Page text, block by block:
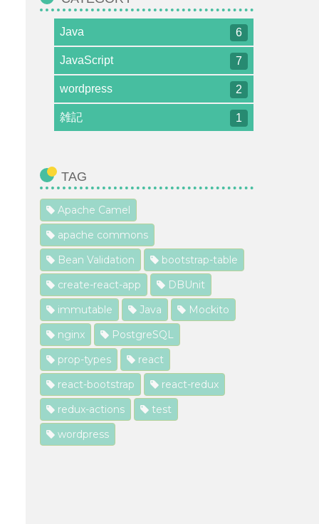
Java 6
JavaScript 7
wordpress 2
雑記 1
TAG
Apache Camel
apache commons
Bean Validation
bootstrap-table
create-react-app
DBUnit
immutable
Java
Mockito
nginx
PostgreSQL
prop-types
react
react-bootstrap
react-redux
redux-actions
test
wordpress